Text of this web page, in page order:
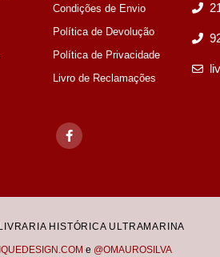
Condições de Envio
Política de Devolução
Política de Privacidade
Livro de Reclamações
HISTÓRICA ULTRAMARINA
e @OMAUROSILVA